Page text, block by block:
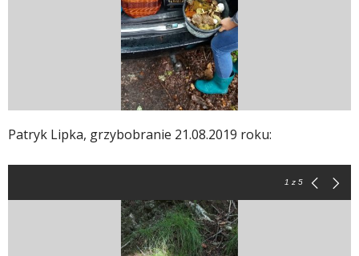
Patryk Lipka, grzybobranie 21.08.2019 roku:
1 z 5